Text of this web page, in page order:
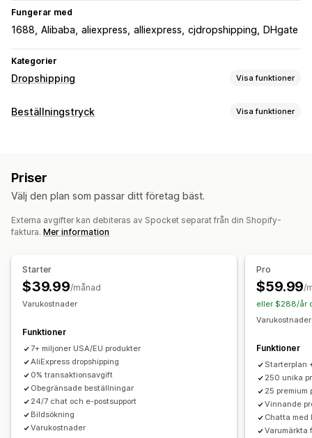
Fungerar med
1688 Alibaba aliexpress alliexpress cjdropshipping DHgate
Kategorier
Dropshipping Visa funktioner
Vilka produkter du kan köpa in
Leksaker och spel
Husdjursprodukter Möbler
Företags- och kontorsprodukter Maskinvara Bilprodukter
Vuxenprodukter
Australien Bahamas
Frankrike
Förenade Arabemiraten
Kanada
Kina
Portugal
Spanien Storbritannien
Tyskland
USA Österrike
Beställningstryck Visa funktioner
Generator för modellering
Personlig anpassning Anpassade mallar
Produkter
Laserhantverk
Smycken
Miljövänligt
Ekologisk
Ekologisk leverans Global leverans
Uppdateringar i realtid
Orderspårning
Priser
Välj den plan som passar ditt företag bäst.
Externa avgifter kan debiteras av Spocket separat från din Shopify-
faktura. Mer information
Starter
$39.99/månad
Varukostnader
Funktioner
7+ miljoner USA/EU produkter
AliExpress dropshipping
0% transaktionsavgift
Obegränsade beställningar
24/7 chat och e-postsupport
Bildsökning
Varukostnader
Pro
$59.99/
eller $288/år
Varukostnader
Funktioner
Starterplan
250 unika
25 premium
Vinnande
Chatta med
Varumärkta